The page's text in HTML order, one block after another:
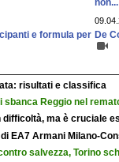
non...
e formula per De
risultati e classifica
sbanca Reggio nel
difficoltà, ma è cruciale
EA7 Armani Milano-
salvezza, Torino